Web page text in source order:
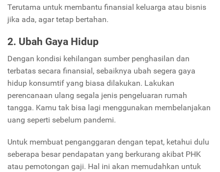
Terutama untuk membantu finansial keluarga atau bisnis
jika ada, agar tetap bertahan.
2. Ubah Gaya Hidup
Dengan kondisi kehilangan sumber penghasilan dan
terbatas secara finansial, sebaiknya ubah segera gaya
hidup konsumtif yang biasa dilakukan. Lakukan
perencanaan ulang segala jenis pengeluaran rumah
tangga. Kamu tak bisa lagi menggunakan membelanjakan
uang seperti sebelum pandemi.
Untuk membuat penganggaran dengan tepat, ketahui dulu
seberapa besar pendapatan yang berkurang akibat PHK
atau pemotongan gaji. Hal ini akan memudahkan untuk